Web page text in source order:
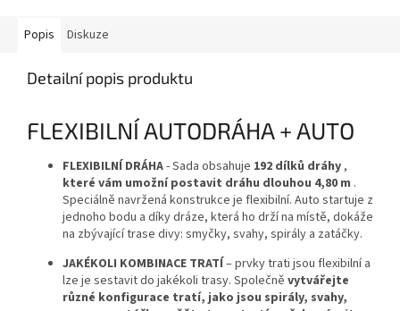
Popis Diskuze
Detailní popis produktu
FLEXIBILNÍ AUTODRÁHA + AUTO
FLEXIBILNÍ DRÁHA- Sada obsahuje 192 dílků dráhy,
které vám umožní postavit dráhu dlouhou 4,80 m .
Speciálně navržená konstrukce je flexibilní. Auto startuje z
jednoho bodu a díky dráze, která ho drží na místě, dokáže
na zbývající trase divy: smyčky, svahy, spirály a zatáčky.
JAKÉKOLI KOMBINACE TRATÍ– prvky trati jsou flexibilní a
lze je sestavit do jakékoli trasy. Společně vytvářejte
různé konfigurace tratí, jako jsou spirály, svahy,